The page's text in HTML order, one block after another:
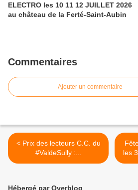
ELECTRO les 10 11 12 JUILLET 2026
au château de la Ferté-Saint-Aubin
Commentaires
Ajouter un commentaire
< Prix des lecteurs C.C. du
#ValdeSully​ :...
Hébergé par Overblog